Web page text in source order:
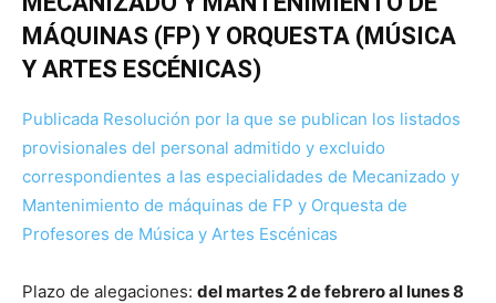
MÁQUINAS (FP) Y ORQUESTA (MÚSICA
Y ARTES ESCÉNICAS)
Publicada Resolución por la que se publican los listados
provisionales del personal admitido y excluido
correspondientes a las especialidades de Mecanizado y
Mantenimiento de máquinas de FP y Orquesta de
Profesores de Música y Artes Escénicas
Plazo de alegaciones: del martes 2 de febrero al lunes 8